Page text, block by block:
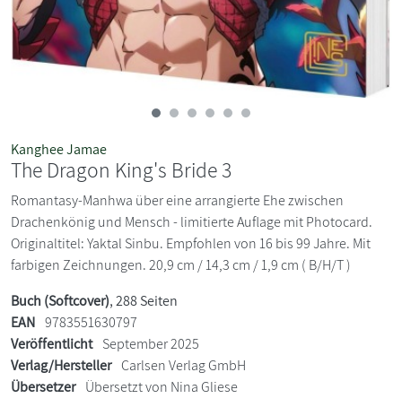
Kanghee Jamae
The Dragon King's Bride 3
Romantasy-Manhwa über eine arrangierte Ehe zwischen
Drachenkönig und Mensch - limitierte Auflage mit Photocard.
Originaltitel: Yaktal Sinbu. Empfohlen von 16 bis 99 Jahre. Mit
farbigen Zeichnungen. 20,9 cm / 14,3 cm / 1,9 cm ( B/H/T )
Buch (Softcover), 288 Seiten
EAN 9783551630797
Veröffentlicht September 2025
Verlag/Hersteller Carlsen Verlag GmbH
Übersetzer Übersetzt von Nina Gliese